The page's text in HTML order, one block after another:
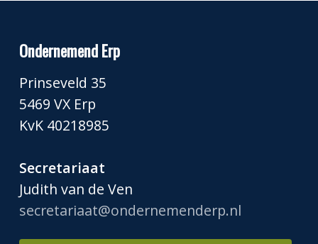
Ondernemend Erp
Prinseveld 35
5469 VX Erp
KvK 40218985
Secretariaat
Judith van de Ven
secretariaat@ondernemenderp.nl